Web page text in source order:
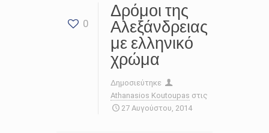
0
Δρόμοι της
Αλεξάνδρειας
με ελληνικό
χρώμα
Δημοσιεύτηκε
Athanasios Koutoupas στις
27 Αυγούστου, 2014